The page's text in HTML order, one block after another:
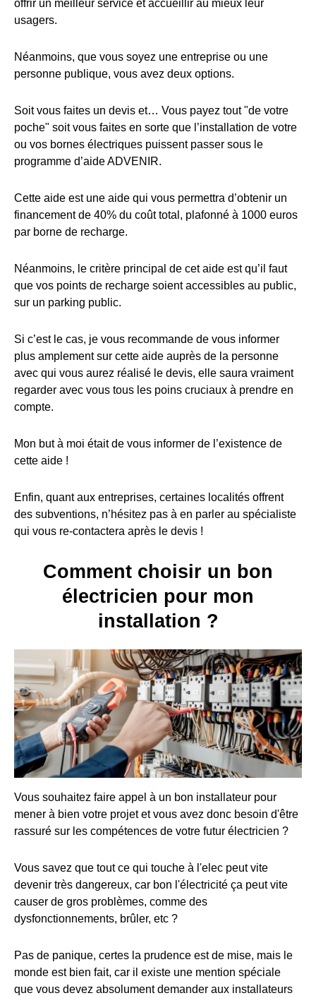
offrir un meilleur service et accueillir au mieux leur
usagers.
Néanmoins, que vous soyez une entreprise ou une
personne publique, vous avez deux options.
Soit vous faites un devis et… Vous payez tout "de votre
poche" soit vous faites en sorte que l’installation de votre
ou vos bornes électriques puissent passer sous le
programme d’aide ADVENIR.
Cette aide est une aide qui vous permettra d’obtenir un
financement de 40% du coût total, plafonné à 1000 euros
par borne de recharge.
Néanmoins, le critère principal de cet aide est qu’il faut
que vos points de recharge soient accessibles au public,
sur un parking public.
Si c’est le cas, je vous recommande de vous informer
plus amplement sur cette aide auprès de la personne
avec qui vous aurez réalisé le devis, elle saura vraiment
regarder avec vous tous les poins cruciaux à prendre en
compte.
Mon but à moi était de vous informer de l’existence de
cette aide !
Enfin, quant aux entreprises, certaines localités offrent
des subventions, n’hésitez pas à en parler au spécialiste
qui vous re-contactera après le devis !
Comment choisir un bon
électricien pour mon
installation ?
Vous souhaitez faire appel à un bon installateur pour
mener à bien votre projet et vous avez donc besoin d'être
rassuré sur les compétences de votre futur électricien ?
Vous savez que tout ce qui touche à l'elec peut vite
devenir très dangereux, car bon l'électricité ça peut vite
causer de gros problèmes, comme des
dysfonctionnements, brûler, etc ?
Pas de panique, certes la prudence est de mise, mais le
monde est bien fait, car il existe une mention spéciale
que vous devez absolument demander aux installateurs